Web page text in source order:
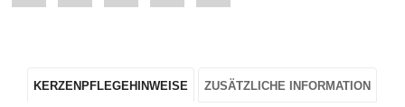
Kerzenwachsschalen
Set
Kerzenwachsschalen
Kerzenwachsschalen
Kerzenwachsschalen
KERZENPFLEGEHINWEISE ZUSÄTZLICHE INFORMATION